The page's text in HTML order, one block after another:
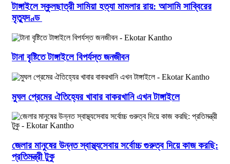
টাঙ্গাইলে স্কুলছাত্রী সামিয়া হত্যা মামলার রায়: আসামি সাব্বিরের
মৃত্যুদণ্ড
টানা বৃষ্টিতে টাঙ্গাইলে বিপর্যস্ত জনজীবন
মুঘল প্রেমের ঐতিহ্যের খাবার বাকরখানি এখন টাঙ্গাইলে
জেলার মানুষের উন্নত স্বাস্থ্যসেবায় সর্বোচ্চ গুরুত্ব দিয়ে কাজ করছি:
প্রতিমন্ত্রী টুকু